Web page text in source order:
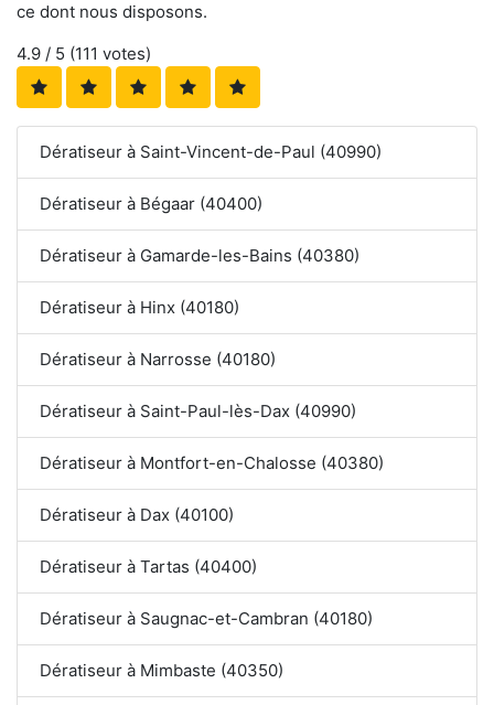
ce dont nous disposons.
4.9 / 5 (111 votes)
Dératiseur à Saint-Vincent-de-Paul (40990)
Dératiseur à Bégaar (40400)
Dératiseur à Gamarde-les-Bains (40380)
Dératiseur à Hinx (40180)
Dératiseur à Narrosse (40180)
Dératiseur à Saint-Paul-lès-Dax (40990)
Dératiseur à Montfort-en-Chalosse (40380)
Dératiseur à Dax (40100)
Dératiseur à Tartas (40400)
Dératiseur à Saugnac-et-Cambran (40180)
Dératiseur à Mimbaste (40350)